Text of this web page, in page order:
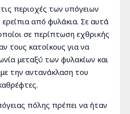
περιοχές των υπόγειων
από φυλάκια. Σε αυτά
σε περίπτωση εχθρικής
τους κατοίκους για να
μεταξύ των φυλακίων και
την αντανάκλαση του
πόλης πρέπει να ήταν